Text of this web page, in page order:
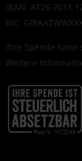
IBAN: AT26 2011
BIC:
Ihre Spende
Weitere